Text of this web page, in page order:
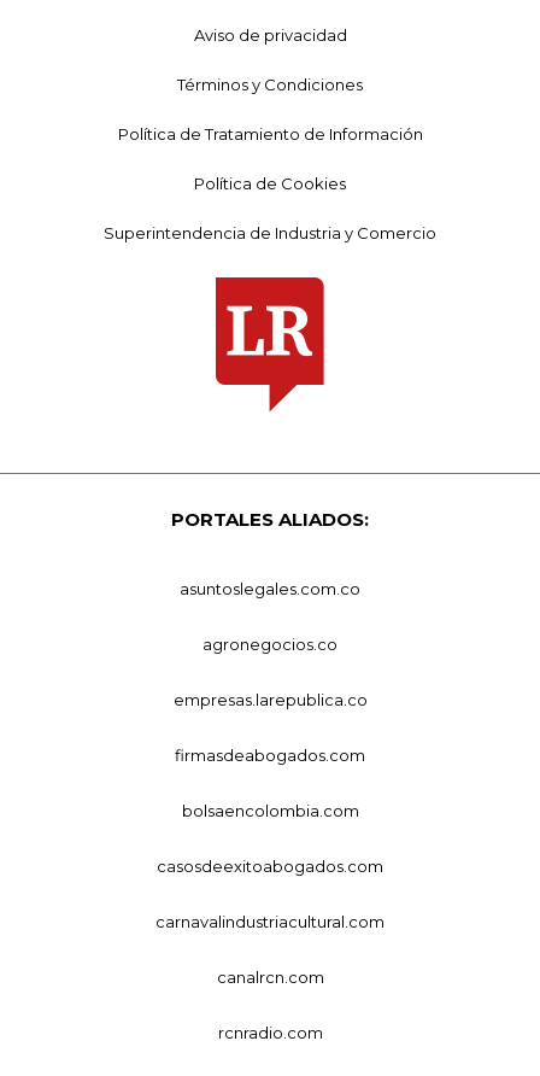
Aviso de privacidad
Términos y Condiciones
Política de Tratamiento de Información
Política de Cookies
Superintendencia de Industria y Comercio
PORTALES ALIADOS:
asuntoslegales.com.co
agronegocios.co
empresas.larepublica.co
firmasdeabogados.com
bolsaencolombia.com
casosdeexitoabogados.com
carnavalindustriacultural.com
canalrcn.com
rcnradio.com